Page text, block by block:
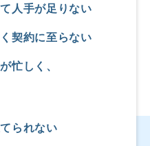
人手が足りない
契約に至らない
忙しく、
られない